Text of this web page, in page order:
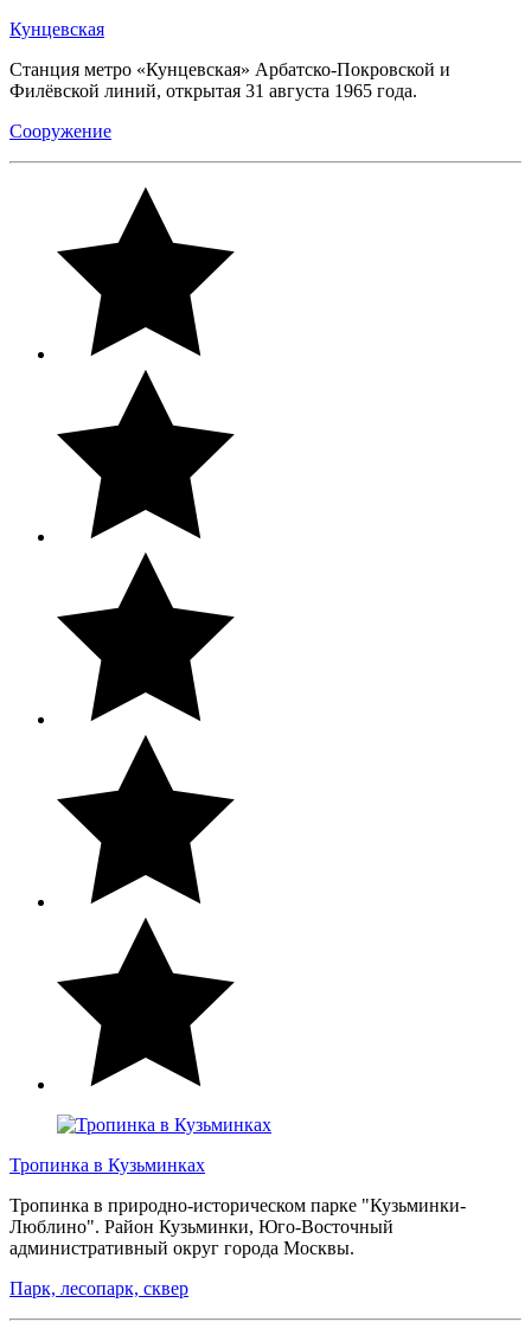
Кунцевская
Станция метро «Кунцевская» Арбатско-Покровской и
Филёвской линий, открытая 31 августа 1965 года.
Сооружение
Тропинка в Кузьминках
Тропинка в природно-историческом парке "Кузьминки-
Люблино". Район Кузьминки, Юго-Восточный
административный округ города Москвы.
Парк, лесопарк, сквер